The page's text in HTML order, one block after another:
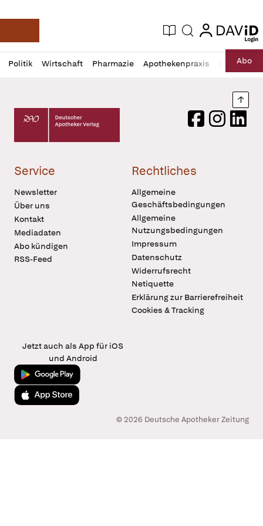
Deutsche Apotheker Zeitung
Aktuelle Ausgabe
Suche login
login
Politik Wirtschaft Pharmazie Apothekenpraxis RechtAbo
Profil
öffnen
Daz
Pur
Deutscher Apotheker Verlag Logo
FacebookInstagram
Service
Newsletter
Über uns
Kontakt
Mediadaten
Abo kündigen
RSS-Feed
Rechtliches
Allgemeine
Geschäftsbedingungen
Allgemeine
Nutzungsbedingungen
Impressum
Datenschutz
Widerrufsrecht
Netiquette
Erklärung zur Barrierefreiheit
Cookies & Tracking
Jetzt auch als App für iOS
und Android
Jetzt bei Google Play
Laden im App Store
© 2026 Deutsche Apotheker Zeitung